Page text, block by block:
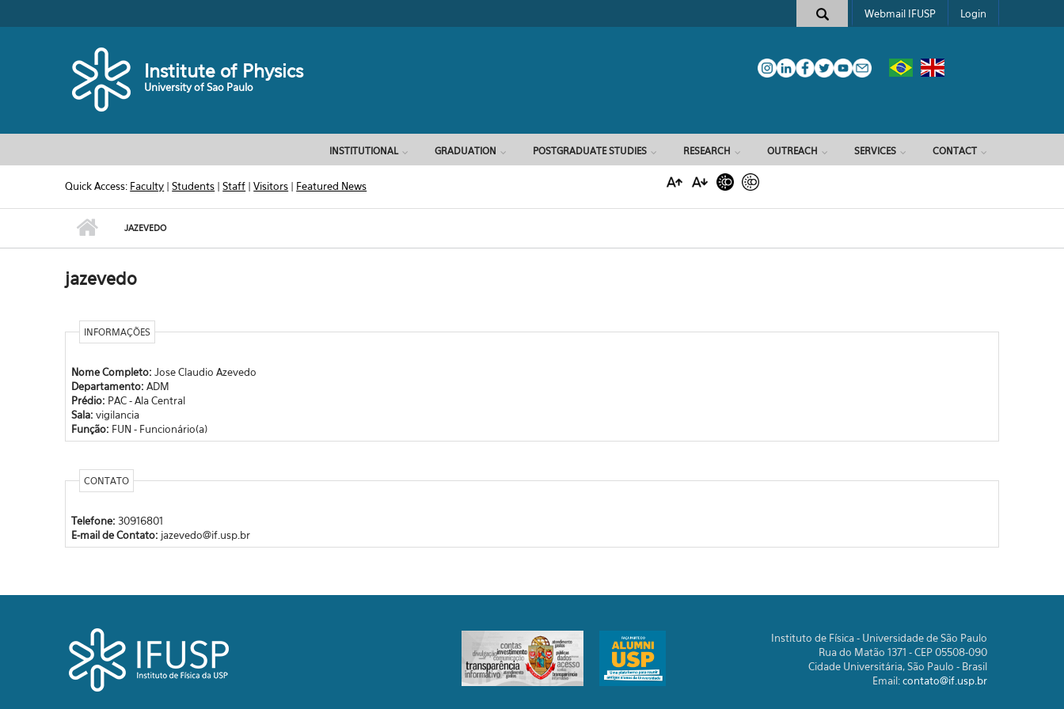
Search form
Webmail IFUSP Login
Institute of Physics
University of Sao Paulo
INSTITUTIONAL GRADUATION POSTGRADUATE STUDIES RESEARCH OUTREACH SERVICES CONTACT
Quick Access: Faculty |Students |Staff |Visitors | Featured News
JAZEVEDO
jazevedo
INFORMAÇÕES
Nome Completo: Jose Claudio Azevedo
Departamento: ADM
Prédio: PAC - Ala Central
Sala: vigilancia
Função: FUN - Funcionário(a)
CONTATO
Telefone: 30916801
E-mail de Contato: jazevedo@if.usp.br
Instituto de Física - Universidade de São Paulo
Rua do Matão 1371 - CEP 05508-090
Cidade Universitária, São Paulo - Brasil
Email:contato@if.usp.br